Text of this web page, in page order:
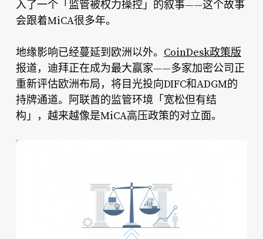
入了一个「监管被权力操控」的叙事——这个故事
会跟着MiCA很多年。
地缘影响已经蔓延到欧洲以外。 CoinDesk政策版
报道，迪拜正在成为最大赢家——多家加密公司正
重新评估欧洲布局，将目光投向DIFC和ADGM的
持牌通道。阿联酋的监管环境「宽松但有结
构」，越来越像是MiCA高压政策的对立面。